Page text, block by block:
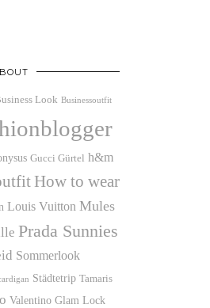
Look Businessoutfit
Gucci Gürtel h&m
How to wear
Louis Vuitton Mules
Prada Sunnies
Sommerlook
Städtetrip Tamaris
Valentino Glam Lock